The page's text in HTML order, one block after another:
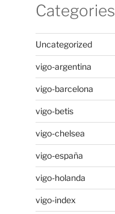
Categories
Uncategorized
vigo-argentina
vigo-barcelona
vigo-betis
vigo-chelsea
vigo-españa
vigo-holanda
vigo-index